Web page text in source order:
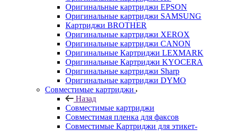
Оригинальные картриджи EPSON
Оригинальные картриджи SAMSUNG
Картриджи BROTHER
Оригинальные картриджи XEROX
Оригинальные картриджи CANON
Оригинальные Картриджи LEXMARK
Оригинальные Картриджи KYOCERA
Оригинальные картриджи Sharp
Оригинальные картриджи DYMO
Совместимые картриджи
Назад
Совместимые картриджи
Совместимая пленка для факсов
Совместимые Картриджи для этикет-